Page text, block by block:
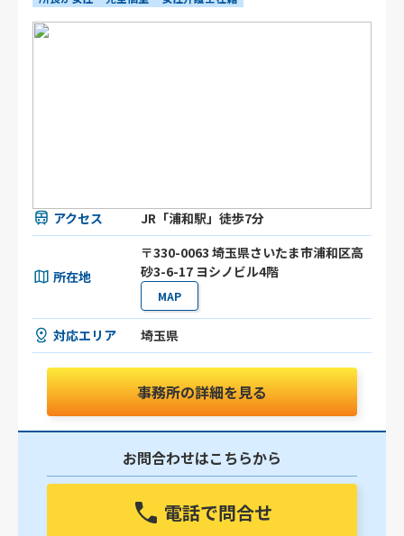
アクセス JR「浦和駅」徒歩7分
所在地
〒330-0063 埼玉県さいたま市浦和区高
砂3-6-17 ヨシノビル4階
MAP
対応エリア 埼玉県
事務所の詳細を見る
お問合わせはこちらから
電話で問合せ